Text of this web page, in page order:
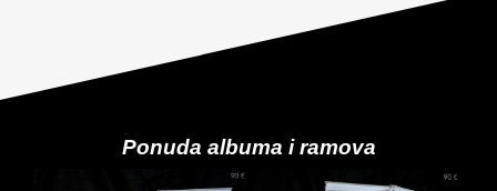
Ponuda albuma i ramova